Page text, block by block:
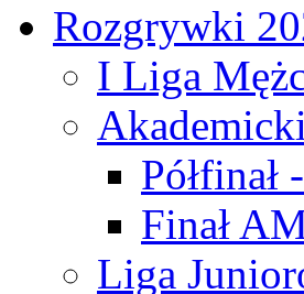
Rozgrywki
I Liga
Półfinał
Finał
Liga